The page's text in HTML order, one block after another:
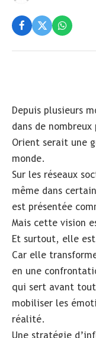
Depuis plusieurs
dans de
Orient serait une
monde.
Sur les réseaux
même dans
est présentée
Mais cette vision
Et surtout, elle est
Car elle
en une
qui sert avant
mobiliser les
réalité.
Une stratégie